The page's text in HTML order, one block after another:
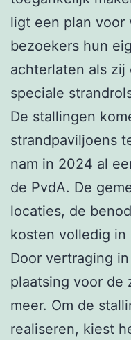
ligt een plan voor
bezoekers hun
achterlaten als
speciale
De stallingen
strandpaviljoens
nam in 2024 al
de PvdA. De
locaties, de
kosten volledig in
Door vertraging
plaatsing voor de
meer. Om de
realiseren, kiest